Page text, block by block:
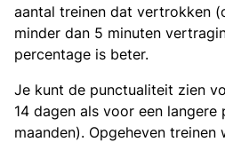
aantal treinen dat vertrokken
minder dan 5 minuten
percentage is beter.
Je kunt de punctualiteit zien
14 dagen als voor een
maanden). Opgeheven